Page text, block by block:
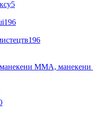
5
196
196
ММА, манекени